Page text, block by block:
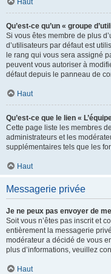
Haut
Qu’est-ce qu’un « groupe
Si vous êtes membre de plus
d’utilisateurs par défaut est
le rang qui vous sera assigné
peuvent vous autoriser à
défaut depuis le panneau de
Haut
Qu’est-ce que le lien «
Cette page liste les membres
administrateurs et les
supplémentaires tels que les
Haut
Messagerie privée
Je ne peux pas envoyer de
Soit vous n’êtes pas inscrit et
entièrement la messagerie
modérateur a décidé de vous
plus d’informations, veuillez
Haut